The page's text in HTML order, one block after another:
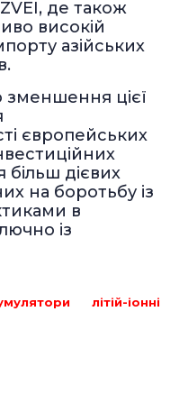
де також
високій
азійських
зменшення цієї
європейських
більш дієвих
на боротьбу із
в
із
літій-іонні